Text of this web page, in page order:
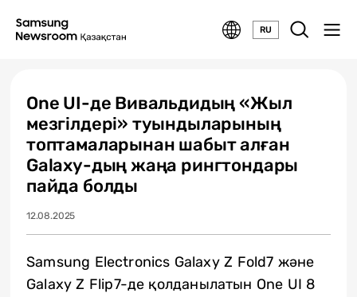
RU
One UI-де Вивальдидың «Жыл
мезгілдері» туындыларының
топтамаларынан шабыт алған
Galaxy-дың жаңа рингтондары
пайда болды
12.08.2025
Samsung Electronics Galaxy Z Fold7 және
Galaxy Z Flip7-де қолданылатын One UI 8